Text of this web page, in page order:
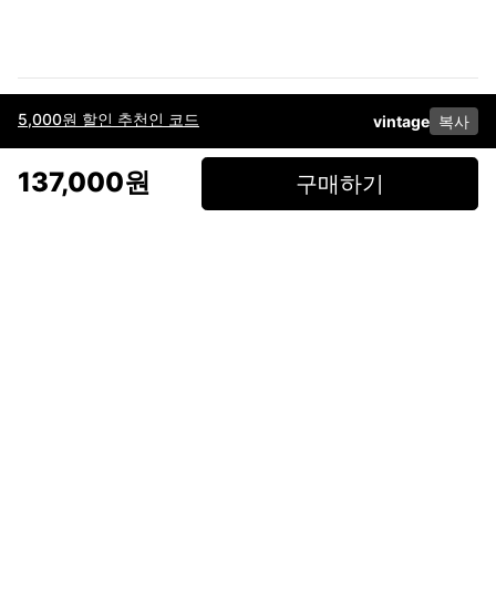
5,000원 할인 추천인 코드 vintage 복사
137,000원 구매하기
이용약관고객센터판매개인정보 처리방침사업자 정보다운로드
페이스북